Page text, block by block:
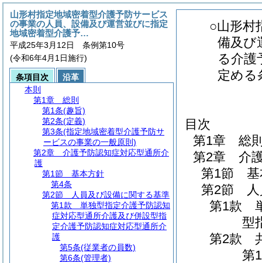
○山形村
備及び
る介護
定める
目次
第1章
総
第2章
介
第1節
第2節
第1款
型
第2款
第
山形村指定地域密着型介護予防サービス
の事業の人員、設備及び運営並びに指定
地域密着型介護予…
平成25年3月12日 条例第10号
(令和6年4月1日施行)
条項目次
沿革
本則
第1章
総則
第1条(趣旨)
第2条(定義)
第3条(指定地域密着型介護予防サ
ービスの事業の一般原則)
第2章
介護予防認知症対応型通所介
護
第1節
基本方針
第4条
第2節
人員及び設備に関する基準
第1款
単独型指定介護予防認知
症対応型通所介護及び併設型指
定介護予防認知症対応型通所介
護
第5条(従業者の員数)
第6条(管理者)